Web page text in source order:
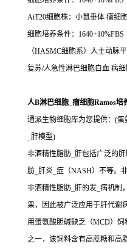
AtT20细胞株：小鼠垂体 瘤细
细胞培养条件：1640+10%FBS
（HASMC细胞系）人主动脉
复苏/人急性淋巴细胞白血 病
人B淋巴细胞_瘤细胞Ramos培
通派生物细胞库为您提供：(
_肝模型)
非酒精性脂肪_肝包括广泛的
肪_肝炎_症（NASH）不等。
非酒精性脂肪_肝的发_病机制
果，因此被广泛应用于肝代谢
用蛋氨酸胆碱缺乏（MCD）
之一，该饲料含有高蔗糖和高